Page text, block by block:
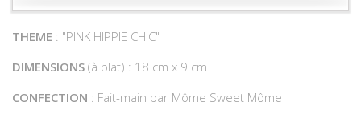
THEME : "PINK HIPPIE CHIC"
DIMENSIONS (à plat) : 18 cm x 9 cm
CONFECTION : Fait-main par Môme Sweet Môme